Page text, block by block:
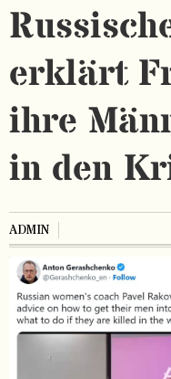
erklärt
ihre
in den
ADMIN